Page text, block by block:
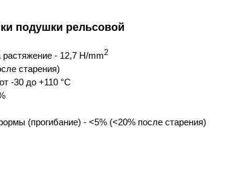
подушки рельсовой
- 12,7 H/mm2
старения)
-30 до +110 °C
(прогибание) - <5% (<20% после старения)